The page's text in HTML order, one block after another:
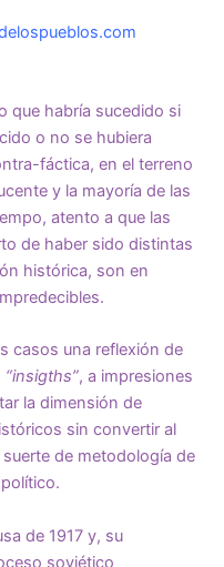
que habría sucedido si
o no se hubiera
fáctica, en el terreno
y la mayoría de las
atento a que las
de haber sido distintas
histórica, son en
casos una reflexión de
“insigths”, a impresiones
la dimensión de
sin convertir al
de metodología de
de 1917 y, su
soviético